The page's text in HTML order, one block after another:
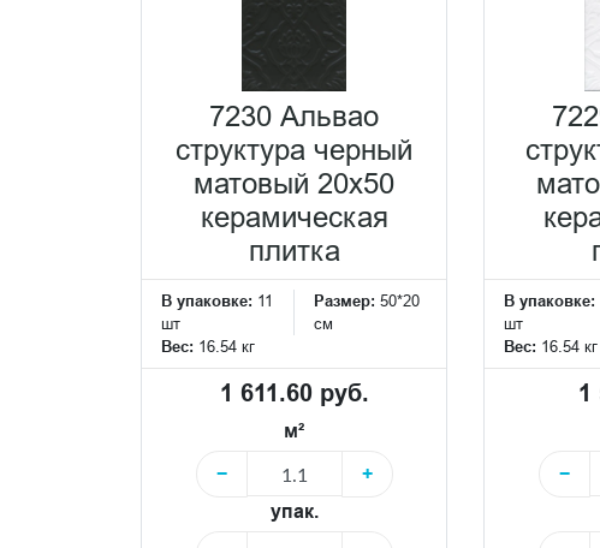
7230 Альвао
структура черный
матовый 20х50
керамическая
плитка
В упаковке: 11
шт
Размер: 50*20
см
Вес: 16.54 кг
1 611.60 руб.
м²
−
+
упак.
В упаковке:
шт
Вес: 16.54 кг
1
−